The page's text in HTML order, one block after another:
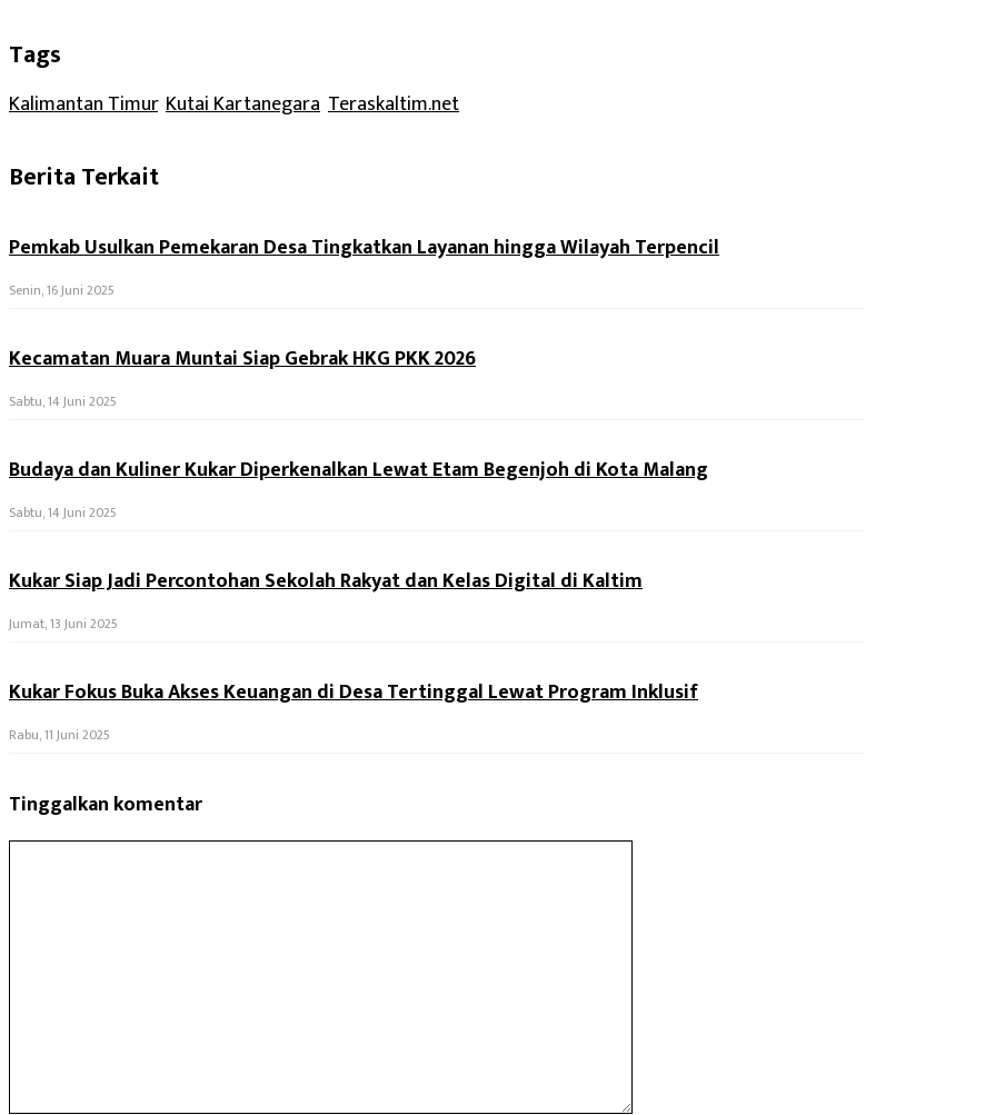
Tags
Kalimantan Timur, Kutai Kartanegara Teraskaltim.net
Berita Terkait
Pemkab Usulkan Pemekaran Desa Tingkatkan Layanan hingga Wilayah Terpencil
Senin, 16 Juni 2025
Kecamatan Muara Muntai Siap Gebrak HKG PKK 2026
Sabtu, 14 Juni 2025
Budaya dan Kuliner Kukar Diperkenalkan Lewat Etam Begenjoh di Kota Malang
Sabtu, 14 Juni 2025
Kukar Siap Jadi Percontohan Sekolah Rakyat dan Kelas Digital di Kaltim
Jumat, 13 Juni 2025
Kukar Fokus Buka Akses Keuangan di Desa Tertinggal Lewat Program Inklusif
Rabu, 11 Juni 2025
Tinggalkan komentar
Komentar